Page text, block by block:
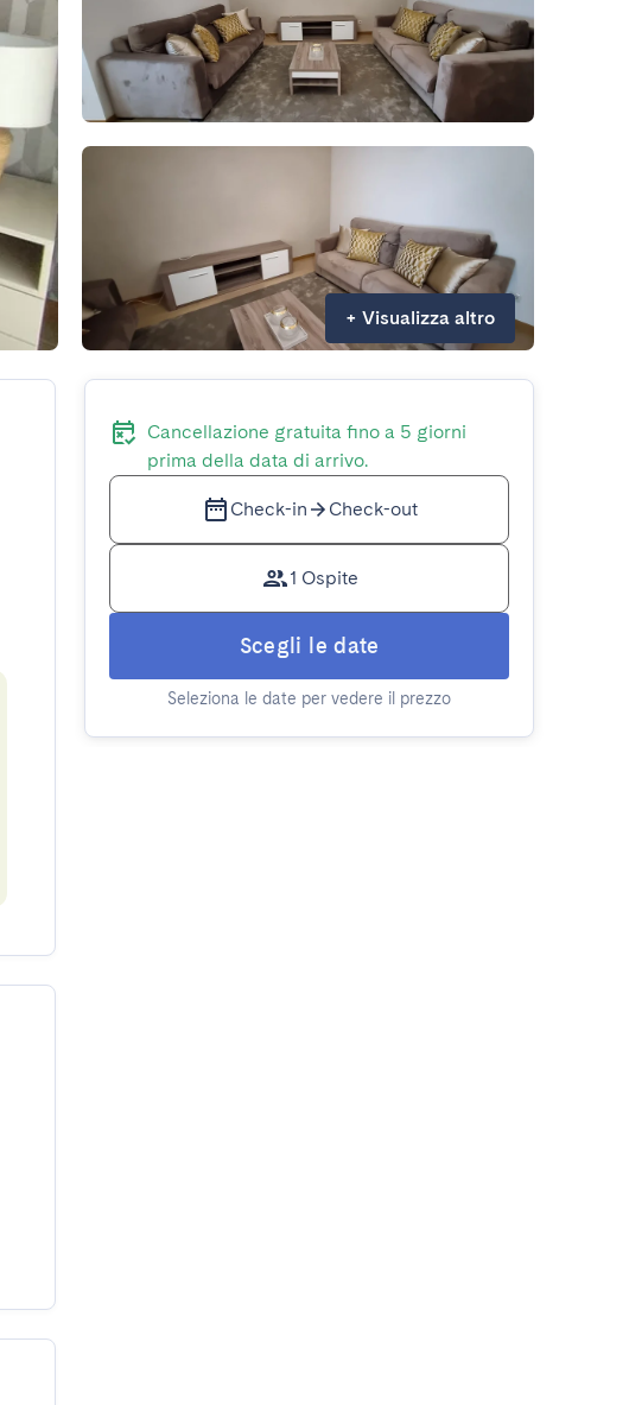
+ Visualizza altro
Cancellazione gratuita fino a 5 giorni
prima della data di arrivo.
Check-in Check-out
1 Ospite
Scegli le date
Seleziona le date per vedere il prezzo